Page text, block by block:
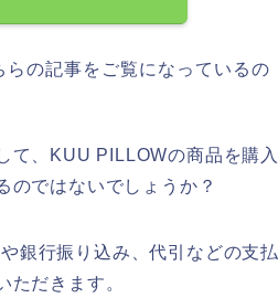
の記事をご覧になっているの
て、KUU PILLOWの商品を購入
のではないでしょうか？
銀行振り込み、代引などの支払
だきます。